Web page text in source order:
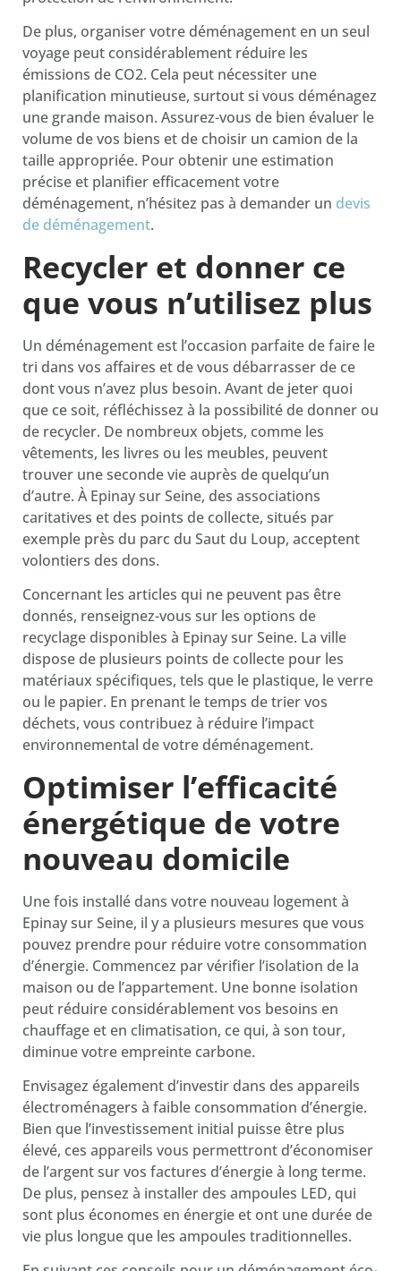
De plus, organiser votre déménagement en un seul
voyage peut considérablement réduire les
émissions de CO2. Cela peut nécessiter une
planification minutieuse, surtout si vous déménagez
une grande maison. Assurez-vous de bien évaluer le
volume de vos biens et de choisir un camion de la
taille appropriée. Pour obtenir une estimation
précise et planifier efficacement votre
déménagement, n’hésitez pas à demander un devis
de déménagement.
Recycler et donner ce
que vous n’utilisez plus
Un déménagement est l’occasion parfaite de faire le
tri dans vos affaires et de vous débarrasser de ce
dont vous n’avez plus besoin. Avant de jeter quoi
que ce soit, réfléchissez à la possibilité de donner ou
de recycler. De nombreux objets, comme les
vêtements, les livres ou les meubles, peuvent
trouver une seconde vie auprès de quelqu’un
d’autre. À Epinay sur Seine, des associations
caritatives et des points de collecte, situés par
exemple près du parc du Saut du Loup, acceptent
volontiers des dons.
Concernant les articles qui ne peuvent pas être
donnés, renseignez-vous sur les options de
recyclage disponibles à Epinay sur Seine. La ville
dispose de plusieurs points de collecte pour les
matériaux spécifiques, tels que le plastique, le verre
ou le papier. En prenant le temps de trier vos
déchets, vous contribuez à réduire l’impact
environnemental de votre déménagement.
Optimiser l’efficacité
énergétique de votre
nouveau domicile
Une fois installé dans votre nouveau logement à
Epinay sur Seine, il y a plusieurs mesures que vous
pouvez prendre pour réduire votre consommation
d’énergie. Commencez par vérifier l’isolation de la
maison ou de l’appartement. Une bonne isolation
peut réduire considérablement vos besoins en
chauffage et en climatisation, ce qui, à son tour,
diminue votre empreinte carbone.
Envisagez également d’investir dans des appareils
électroménagers à faible consommation d’énergie.
Bien que l’investissement initial puisse être plus
élevé, ces appareils vous permettront d’économiser
de l’argent sur vos factures d’énergie à long terme.
De plus, pensez à installer des ampoules LED, qui
sont plus économes en énergie et ont une durée de
vie plus longue que les ampoules traditionnelles.